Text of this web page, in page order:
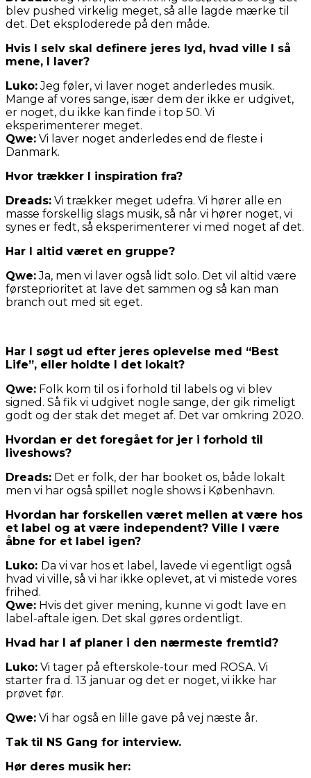
blev pushed virkelig meget, så alle lagde mærke til
det. Det eksploderede på den måde.
Hvis I selv skal definere jeres lyd, hvad ville I så
mene, I laver?
Luko:Jeg føler, vi laver noget anderledes musik.
Mange af vores sange, især dem der ikke er udgivet,
er noget, du ikke kan finde i top 50. Vi
eksperimenterer meget.
Qwe: Vi laver noget anderledes end de fleste i
Danmark.
Hvor trækker I inspiration fra?
Dreads: Vi trækker meget udefra. Vi hører alle en
masse forskellig slags musik, så når vi hører noget, vi
synes er fedt, så eksperimenterer vi med noget af det.
Har I altid været en gruppe?
Qwe:Ja, men vi laver også lidt solo. Det vil altid være
førsteprioritet at lave det sammen og så kan man
branch out med sit eget.
Har I søgt ud efter jeres oplevelse med “Best
Life”, eller holdte I det lokalt?
Qwe: Folk kom til os i forhold til labels og vi blev
signed. Så fik vi udgivet nogle sange, der gik rimeligt
godt og der stak det meget af. Det var omkring 2020.
Hvordan er det foregået for jer i forhold til
liveshows?
Dreads: Det er folk, der har booket os, både lokalt
men vi har også spillet nogle shows i København.
Hvordan har forskellen været mellen at være hos
et label og at være independent? Ville I være
åbne for et label igen?
Luko: Da vi var hos et label, lavede vi egentligt også
hvad vi ville, så vi har ikke oplevet, at vi mistede vores
frihed.
Qwe: Hvis det giver mening, kunne vi godt lave en
label-aftale igen. Det skal gøres ordentligt.
Hvad har I af planer i den nærmeste fremtid?
Luko: Vi tager på efterskole-tour med ROSA. Vi
starter fra d. 13 januar og det er noget, vi ikke har
prøvet før.
Qwe: Vi har også en lille gave på vej næste år.
Tak til NS Gang for interview.
Hør deres musik her: